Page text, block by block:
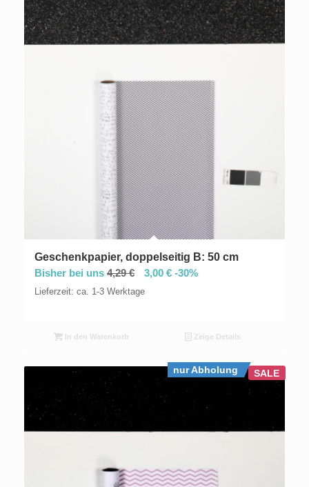
Geschenkpapier, doppelseitig B: 50 cm
Bisher bei uns 4,29€ 3,00 €-30%
Lieferzeit: ca. 1-3 Werktage
In den Warenkorb Zeige Details
nur Abholung SALE